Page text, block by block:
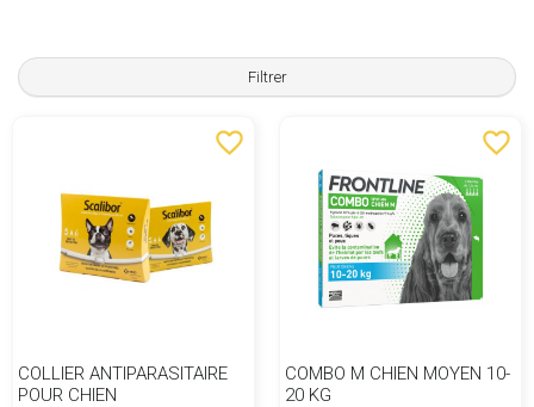
Filtrer
favorite_border
COLLIER ANTIPARASITAIRE
POUR CHIEN
favorite_border
COMBO M CHIEN MOYEN 10-
20 KG